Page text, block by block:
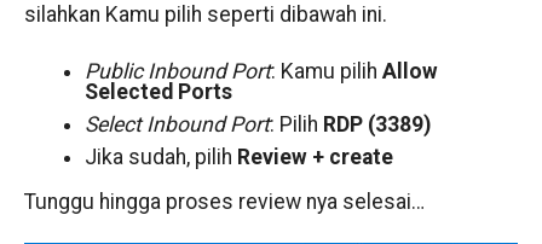
silahkan Kamu pilih seperti dibawah ini.
Public Inbound Port: Kamu pilih Allow
Selected Ports
Select Inbound Port: Pilih RDP (3389)
Jika sudah, pilih Review + create
Tunggu hingga proses review nya selesai…